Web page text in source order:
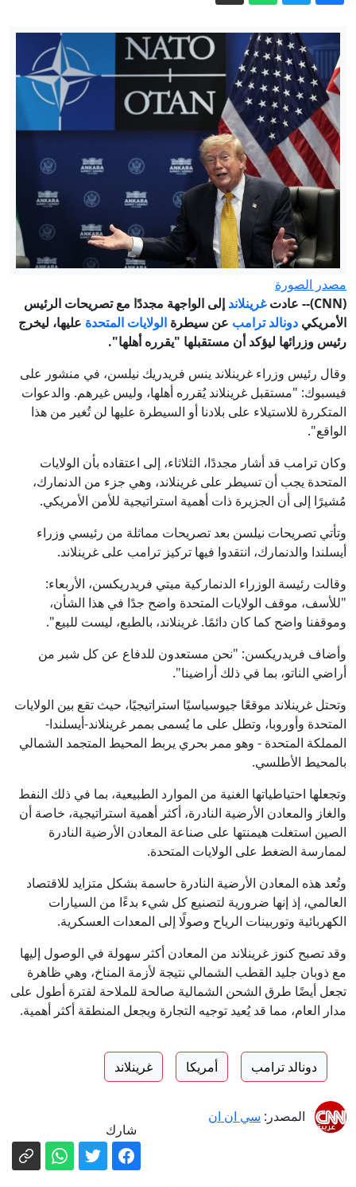
إلى أين تتجه سياسة كولومبيا مع تنصيب
"نمر ترمب" رئيسا؟
الرئاسة التركية: "اتفاقية مكة" خطوة
تاريخية تصون السلام والاستقرار
بين مهلة الدولة وسلاح الفصائل.. من يربح
معركة 30 سبتمبر بالعراق؟
فيديو. حريق غابات يلتهم نحو 100 هكتار
قرب مدينة ناربون الفرنسية
إيران.. ترمب يؤكد السيطرة على هرمز
وطهران تتحدث عن اتفاق وشيك مع
مصدر الصورة
(CNN)-- عادت
غرينلاند إلى الواجهة مجددًا مع تصريحات الرئيس
الأمريكي دونالد ترامب عن سيطرة الولايات المتحدة عليها، ليخرج
رئيس وزرائها ليؤكد أن مستقبلها "يقرره أهلها".
وقال رئيس وزراء غرينلاند ينس فريدريك نيلسن، في منشور على
فيسبوك: "مستقبل غرينلاند يُقرره أهلها، وليس غيرهم. والدعوات
المتكررة للاستيلاء على بلادنا أو السيطرة عليها لن تُغير من هذا
الواقع".
وكان ترامب قد أشار مجددًا، الثلاثاء، إلى اعتقاده بأن الولايات
المتحدة يجب أن تسيطر على غرينلاند، وهي جزء من الدنمارك،
مُشيرًا إلى أن الجزيرة ذات أهمية استراتيجية للأمن الأمريكي.
وتأتي تصريحات نيلسن بعد تصريحات مماثلة من رئيسي وزراء
أيسلندا والدنمارك، انتقدوا فيها تركيز ترامب على غرينلاند.
وقالت رئيسة الوزراء الدنماركية ميتي فريدريكسن، الأربعاء:
"للأسف، موقف الولايات المتحدة واضح جدًا في هذا الشأن،
وموقفنا واضح كما كان دائمًا. غرينلاند، بالطبع، ليست للبيع".
وأضاف فريدريكسن: "نحن مستعدون للدفاع عن كل شبر من
أراضي الناتو، بما في ذلك أراضينا".
وتحتل غرينلاند موقعًا جيوسياسيًا استراتيجيًا، حيث تقع بين الولايات
المتحدة وأوروبا، وتطل على ما يُسمى بممر غرينلاند-أيسلندا-
المملكة المتحدة - وهو ممر بحري يربط المحيط المتجمد الشمالي
بالمحيط الأطلسي.
وتجعلها احتياطياتها الغنية من الموارد الطبيعية، بما في ذلك النفط
والغاز والمعادن الأرضية النادرة، أكثر أهمية استراتيجية، خاصة أن
الصين استغلت هيمنتها على صناعة المعادن الأرضية النادرة
لممارسة الضغط على الولايات المتحدة.
وتُعد هذه المعادن الأرضية النادرة حاسمة بشكل متزايد للاقتصاد
العالمي، إذ إنها ضرورية لتصنيع كل شيء بدءًا من السيارات
الكهربائية وتوربينات الرياح وصولًا إلى المعدات العسكرية.
وقد تصبح كنوز غرينلاند من المعادن أكثر سهولة في الوصول إليها
مع ذوبان جليد القطب الشمالي نتيجة لأزمة المناخ، وهي ظاهرة
تجعل أيضًا طرق الشحن الشمالية صالحة للملاحة لفترة أطول على
مدار العام، مما قد يُعيد توجيه التجارة ويجعل المنطقة أكثر أهمية.
دونالد ترامب أمريكا غرينلاند
المصدر: سي ان ان
شارك